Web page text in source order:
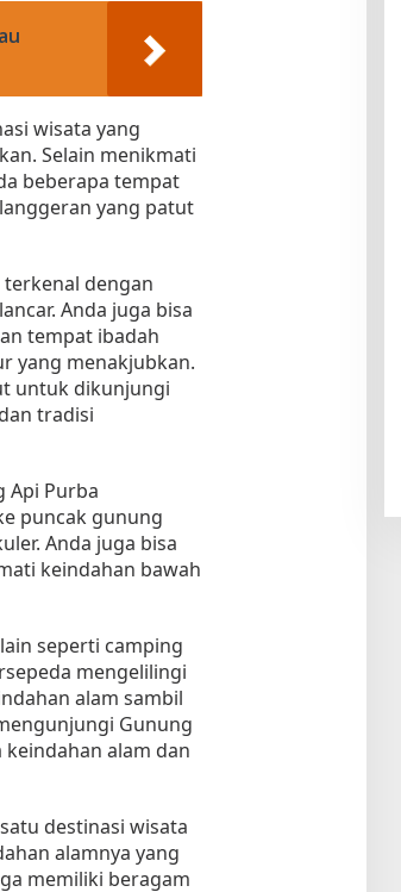
wisata yang
Selain menikmati
beberapa tempat
yang patut
dengan
Anda juga bisa
tempat ibadah
yang menakjubkan.
untuk dikunjungi
tradisi
Api Purba
puncak gunung
Anda juga bisa
keindahan bawah
seperti camping
mengelilingi
alam sambil
Gunung
alam dan
destinasi wisata
alamnya yang
memiliki beragam